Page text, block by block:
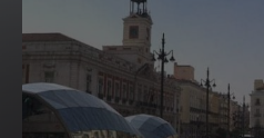
EVENTOS
GRUPOS